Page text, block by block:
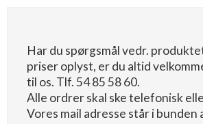
Har du spørgsmål vedr.
priser oplyst, er du altid
til os. Tlf. 54 85 58 60.
Alle ordrer skal ske telefonisk
Vores mail adresse står i bunden